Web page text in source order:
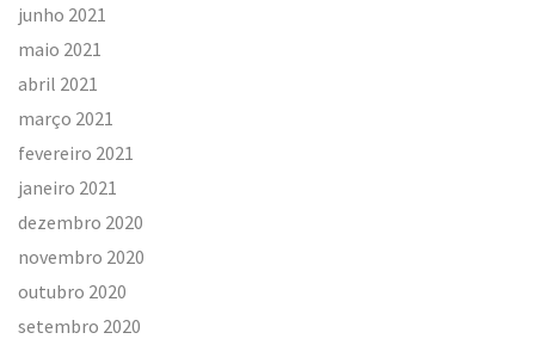
junho 2021
maio 2021
abril 2021
março 2021
fevereiro 2021
janeiro 2021
dezembro 2020
novembro 2020
outubro 2020
setembro 2020